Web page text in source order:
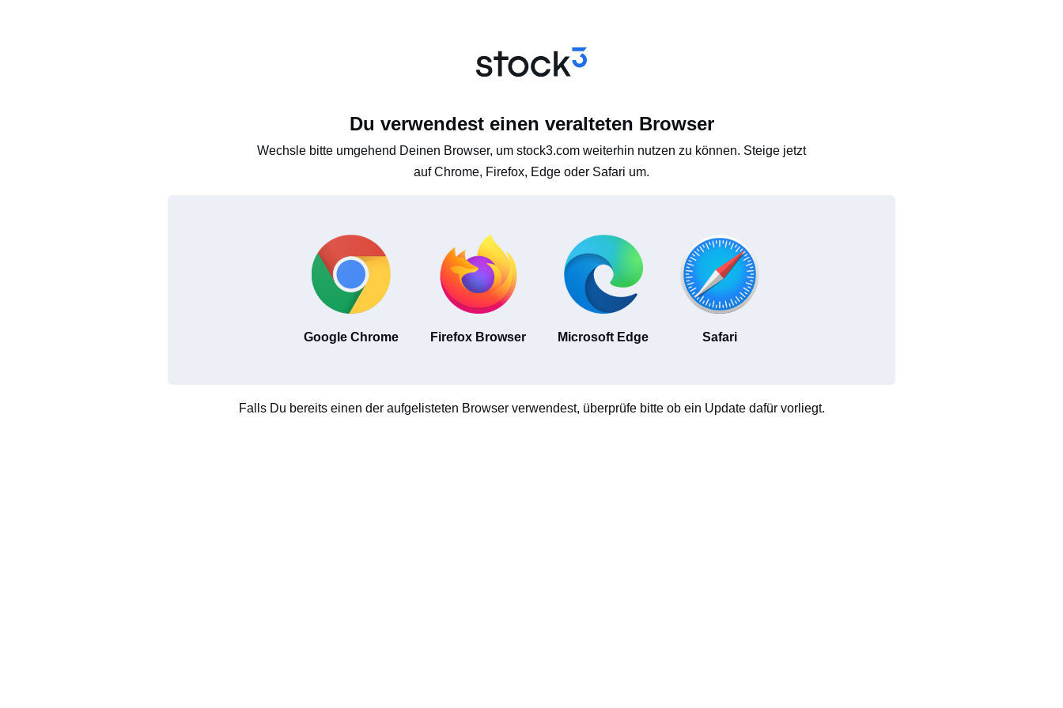
Du verwendest einen veralteten Browser
Wechsle bitte umgehend Deinen Browser, um stock3.com weiterhin nutzen zu können. Steige jetzt
auf Chrome, Firefox, Edge oder Safari um.
Google Chrome Firefox Browser Microsoft Edge Safari
Falls Du bereits einen der aufgelisteten Browser verwendest, überprüfe bitte ob ein Update dafür vorliegt.